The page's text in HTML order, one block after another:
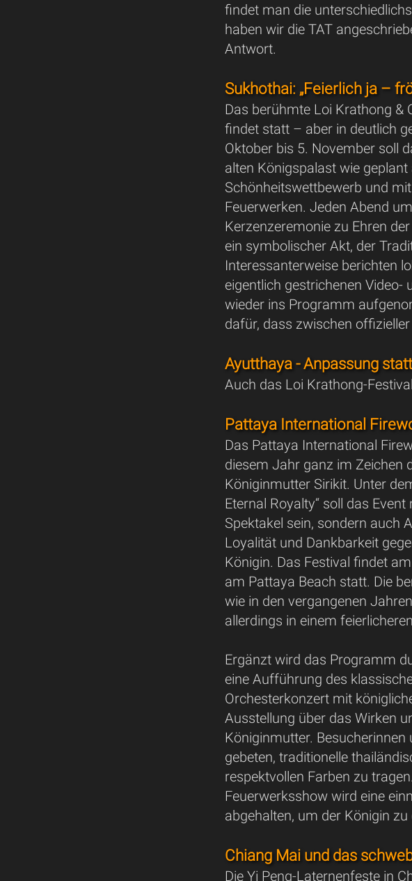
findet man die
haben wir die TAT
Antwort.
Sukhothai: „Feierlich ja –
Das berühmte Loi Krathong &
findet statt – aber in deutlich
Oktober bis 5. November soll
alten Königspalast wie
Schönheitswettbewerb und
Feuerwerken. Jeden Abend
Kerzenzeremonie zu Ehren
ein symbolischer Akt, der
Interessanterweise berichten
eigentlich gestrichenen Video-
wieder ins Programm
dafür, dass zwischen
Ayutthaya - Anpassung
Auch das Loi Krathong-
Pattaya International
Das Pattaya International
diesem Jahr ganz im Zeichen
Königinmutter Sirikit. Unter
Eternal Royalty“ soll das
Spektakel sein, sondern auch
Loyalität und Dankbarkeit
Königin. Das Festival findet
am Pattaya Beach statt. Die
wie in den vergangenen
allerdings in einem
Ergänzt wird das Programm
eine Aufführung des
Orchesterkonzert mit
Ausstellung über das Wirken
Königinmutter. Besucherinnen
gebeten, traditionelle
respektvollen Farben zu
Feuerwerksshow wird eine
abgehalten, um der Königin zu
Chiang Mai und das
Die Yi Peng-Laternenfeste in